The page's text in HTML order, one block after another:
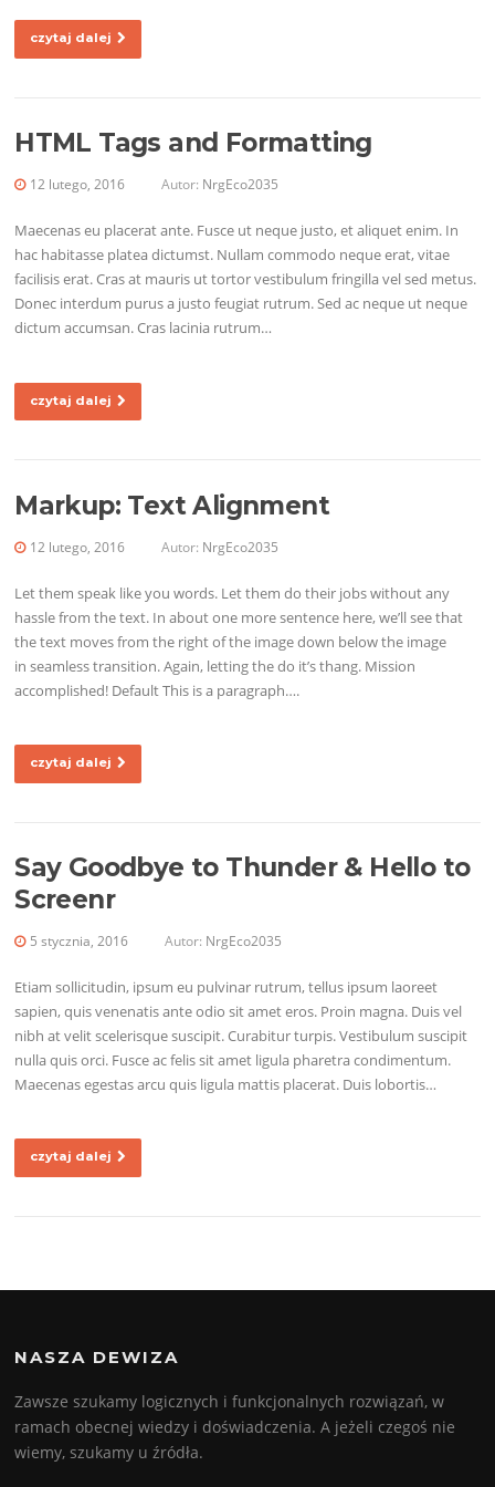
czytaj dalej
HTML Tags and Formatting
12 lutego, 2016 Autor: NrgEco2035
Maecenas eu placerat ante. Fusce ut neque justo, et aliquet enim. In
hac habitasse platea dictumst. Nullam commodo neque erat, vitae
facilisis erat. Cras at mauris ut tortor vestibulum fringilla vel sed metus.
Donec interdum purus a justo feugiat rutrum. Sed ac neque ut neque
dictum accumsan. Cras lacinia rutrum…
czytaj dalej
Markup: Text Alignment
12 lutego, 2016 Autor: NrgEco2035
Let them speak like you words. Let them do their jobs without any
hassle from the text. In about one more sentence here, we’ll see that
the text moves from the right of the image down below the image
in seamless transition. Again, letting the do it’s thang. Mission
accomplished! Default This is a paragraph….
czytaj dalej
Say Goodbye to Thunder & Hello to
Screenr
5 stycznia, 2016 Autor: NrgEco2035
Etiam sollicitudin, ipsum eu pulvinar rutrum, tellus ipsum laoreet
sapien, quis venenatis ante odio sit amet eros. Proin magna. Duis vel
nibh at velit scelerisque suscipit. Curabitur turpis. Vestibulum suscipit
nulla quis orci. Fusce ac felis sit amet ligula pharetra condimentum.
Maecenas egestas arcu quis ligula mattis placerat. Duis lobortis…
czytaj dalej
NASZA DEWIZA
Zawsze szukamy logicznych i funkcjonalnych rozwiązań, w
ramach obecnej wiedzy i doświadczenia. A jeżeli czegoś nie
wiemy, szukamy u źródła.